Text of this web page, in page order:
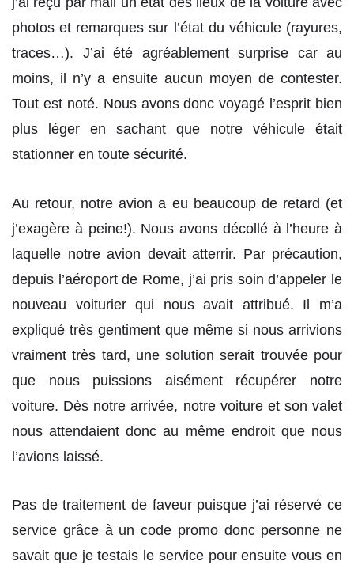
photos et remarques sur l’état du véhicule (rayures,
traces…). J’ai été agréablement surprise car au
moins, il n’y a ensuite aucun moyen de contester.
Tout est noté. Nous avons donc voyagé l’esprit bien
plus léger en sachant que notre véhicule était
stationner en toute sécurité.
Au retour, notre avion a eu beaucoup de retard (et
j’exagère à peine!). Nous avons décollé à l’heure à
laquelle notre avion devait atterrir. Par précaution,
depuis l’aéroport de Rome, j’ai pris soin d’appeler le
nouveau voiturier qui nous avait attribué. Il m’a
expliqué très gentiment que même si nous arrivions
vraiment très tard, une solution serait trouvée pour
que nous puissions aisément récupérer notre
voiture. Dès notre arrivée, notre voiture et son valet
nous attendaient donc au même endroit que nous
l’avions laissé.
Pas de traitement de faveur puisque j’ai réservé ce
service grâce à un code promo donc personne ne
savait que je testais le service pour ensuite vous en